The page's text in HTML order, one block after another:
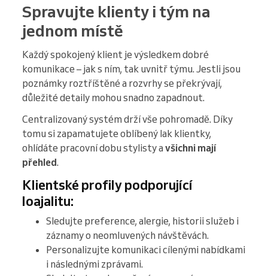
Spravujte klienty i tým na
jednom místě
Každý spokojený klient je výsledkem dobré
komunikace – jak s ním, tak uvnitř týmu. Jestli jsou
poznámky roztříštěné a rozvrhy se překrývají,
důležité detaily mohou snadno zapadnout.
Centralizovaný systém drží vše pohromadě. Díky
tomu si zapamatujete oblíbený lak klientky,
ohlídáte pracovní dobu stylisty a všichni mají
přehled.
Klientské profily podporující
loajalitu:
Sledujte preference, alergie, historii služeb i
záznamy o neomluvených návštěvách.
Personalizujte komunikaci cílenými nabídkami
i následnými zprávami.